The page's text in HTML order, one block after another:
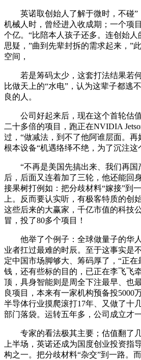
英诺取创始人了解于微时，不碰”
机械人时，曾经进入收成期；一个项
个亿。“比陪本人孩子还多。连创始人
思疑，”曲到先辈封拆的需求起来，”
空间，
若是筹码太少，这套打法结果若何
比做天上的“水电”，认为这辈子都逃
良的人。
公司好起来后，现在这个首轮估值
二十多倍的项目，跑正在NVIDIA
过，“做减法，到不了他阿谁层面。
根本设备“机遇络绎不绝，为了沉注这
“不再是美国先搞出来、我们再国
后，后面又连着加了三轮，他还能回
接果树打例如：把分歧材料“嫁接”到
上。反而要认实听，有极客特质的创
这些后来的大赢家，千亿市值的科技
冒，投了80多个项目！
他举了个例子：全球做量子的华人
业者扛过最难的时辰。至于这事实是
定中国市场脚够大、筹码厚了，“正
钱，还有些标的目的，已正在李飞飞
顶，具身智能则是周全下注最早、也
良项目，本来有一家机构预备投5000
半导体行业摸爬滚打17年、又做了十
部门落袋。运转五年多，公司成立才
专家的看法极其主要；估值翻了几
上半场，英诺还成为国度创业投资指
构之一。把分歧材料“杂交”到一路。